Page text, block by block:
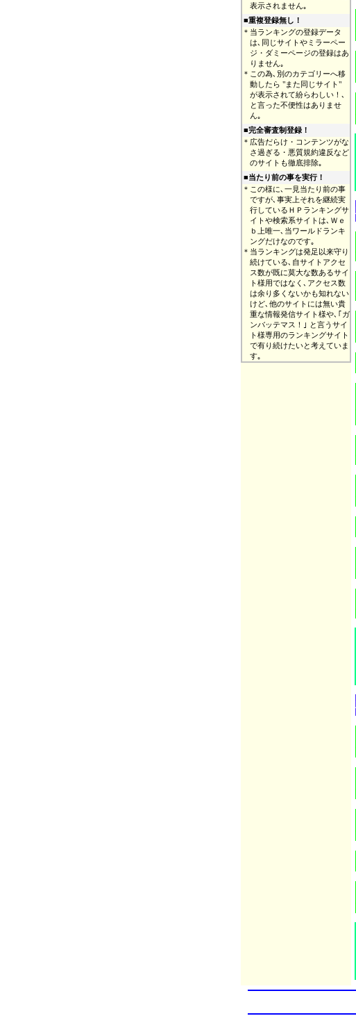
表示されません｡
■重複登録無し！
＊ 当ランキングの登録データ
は､同じサイトやミラーペー
ジ・ダミーページの登録はあ
りません｡
＊ この為､別のカテゴリーへ移
動したら "また同じサイト"
が表示されて紛らわしい！､
と言った不便性はありませ
ん｡
■完全審査制登録！
＊ 広告だらけ・コンテンツがな
さ過ぎる・悪質規約違反など
のサイトも徹底排除｡
■当たり前の事を実行！
＊ この様に､一見当たり前の事
ですが､事実上それを継続実
行しているＨＰランキングサ
イトや検索系サイトは､Ｗｅ
ｂ上唯一､当ワールドランキ
ングだけなのです｡
＊ 当ランキングは発足以来守り
続けている､自サイトアクセ
ス数が既に莫大な数あるサイ
ト様用ではなく､アクセス数
は余り多くないかも知れない
けど､他のサイトには無い貴
重な情報発信サイト様や､｢ガ
ンバッテマス！｣ と言うサイ
ト様専用のランキングサイト
で有り続けたいと考えていま
す｡